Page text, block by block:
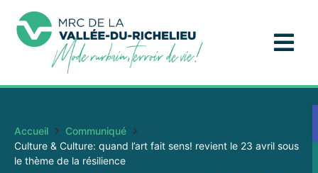
Accueil
Communiqué
Culture & Culture: quand l’art fait sens! revient le 23 avril sous
le thème de la résilience